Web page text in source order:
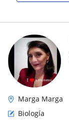
Marga Marga
Biología